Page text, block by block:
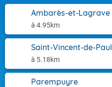
Ambarès-et-Lagrave
à 4.95km
Saint-Vincent-de-Paul
à 5.18km
Parempuyre